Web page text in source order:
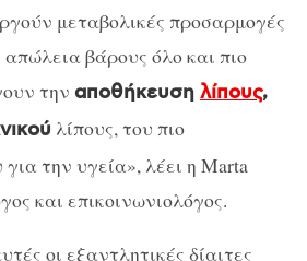
μεταβολικές προσαρμογές
βάρους όλο και πιο
την αποθήκευση λίπους,
λίπους, του πιο
την υγεία», λέει η Marta
και επικοινωνιολόγος.
οι εξαντλητικές δίαιτες